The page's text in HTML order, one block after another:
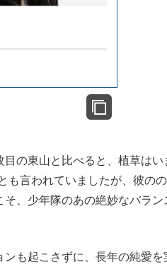
の東山と比べると、植草はい
も言われていましたが、彼の
、少年隊のあの絶妙なバラン
も起こさずに、長年の純愛を